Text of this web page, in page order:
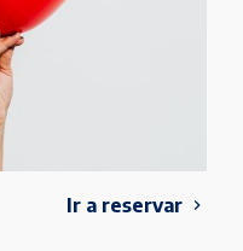
Ir a reservar